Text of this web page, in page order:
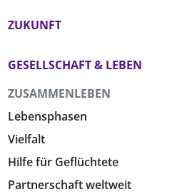
ZUKUNFT
GESELLSCHAFT & LEBEN
ZUSAMMENLEBEN
Lebensphasen
Vielfalt
Hilfe für Geflüchtete
Partnerschaft weltweit